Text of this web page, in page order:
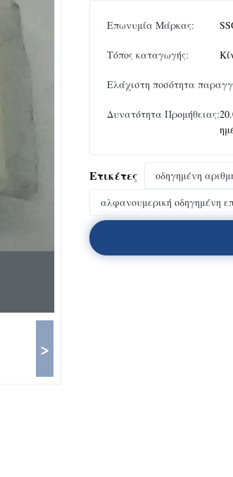
>
Επωνυμία Μάρκας:
Τόπος καταγωγής:
Ελάχιστη ποσότητα
Δυνατότητα Προμήθειας:
Ετικέτες οδηγημένη
αλφανουμερική οδηγημένη